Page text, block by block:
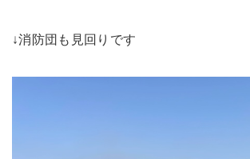
↓消防団も見回りです